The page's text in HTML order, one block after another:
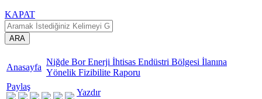
KAPAT
ARA
Anasayfa
Niğde Bor Enerji İhtisas Endüstri Bölgesi İlanına
Yönelik Fizibilite Raporu
Paylaş
Yazdır